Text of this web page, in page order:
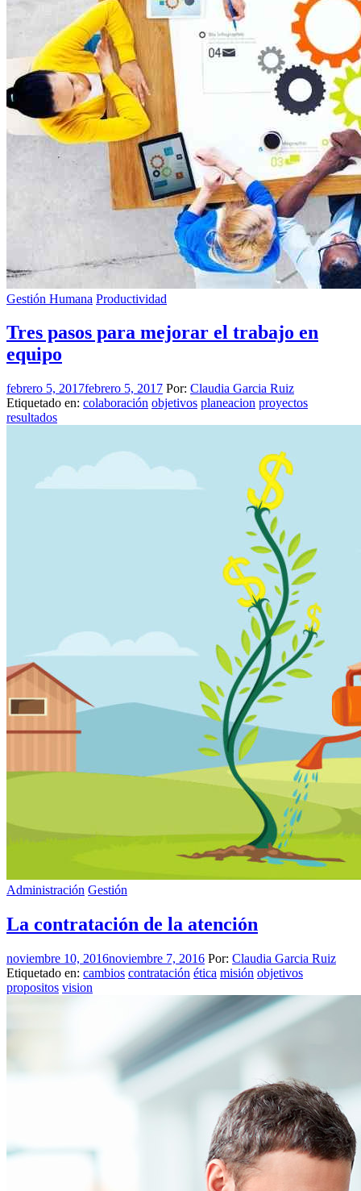
Gestión Humana Productividad
Tres pasos para mejorar el trabajo en
equipo
febrero 5, 2017febrero 5, 2017 Por: Claudia Garcia Ruiz
Etiquetado en: colaboración objetivos planeacion proyectos
resultados
Administración Gestión
La contratación de la atención
noviembre 10, 2016noviembre 7, 2016 Por: Claudia Garcia Ruiz
Etiquetado en: cambios contratación ética misión objetivos
propositos vision